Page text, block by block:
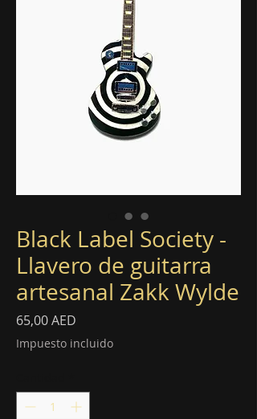
Black Label Society -
Llavero de guitarra
artesanal Zakk Wylde
65,00 AED
Impuesto incluido